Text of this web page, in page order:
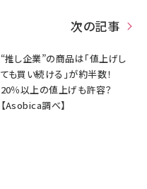
次の記事
“推し企業”の商品は「値上げし
ても買い続ける」が約半数！
20％以上の値上げも許容？
【Asobica調べ】